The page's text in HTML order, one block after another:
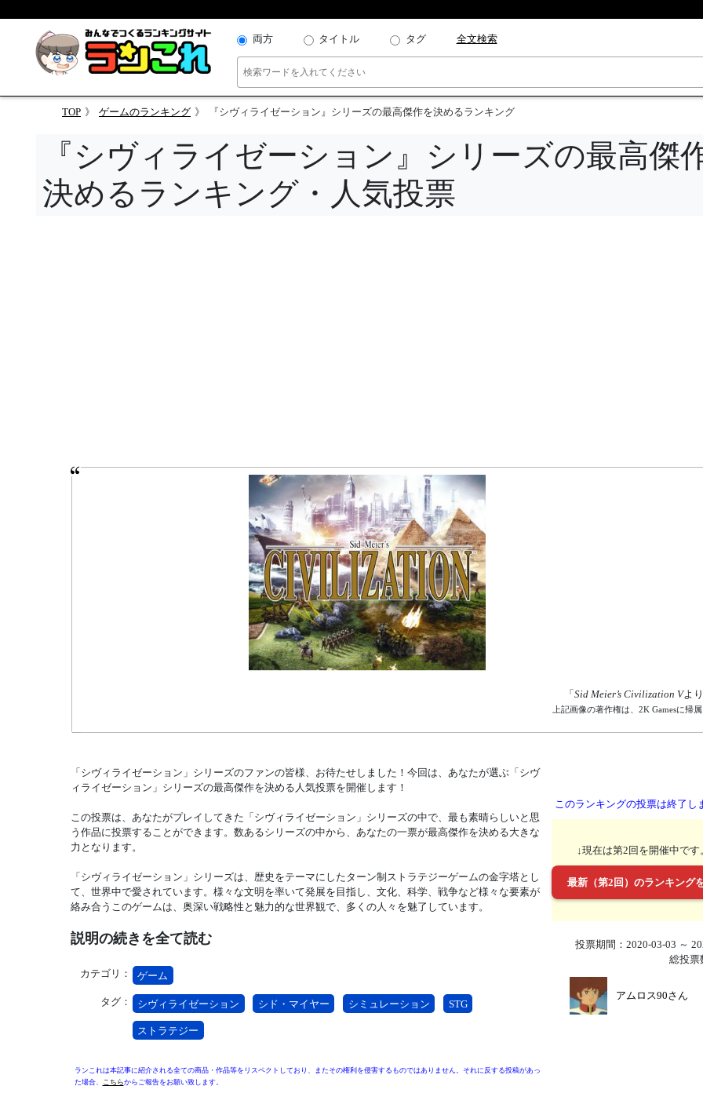
両方 タイトル タグ 全文検索
TOP ゲームのランキング 『シヴィライゼーション』シリーズの最高傑作を決めるランキング
『シヴィライゼーション』シリーズの最高傑
決めるランキング・人気投票
「 Sid Meier’s Civilization Vよ
上記画像の著作権は、2K Gamesに帰
「シヴィライゼーション」シリーズのファンの皆様、お待たせしました！今回は、あなたが選ぶ「シヴ
ィライゼーション」シリーズの最高傑作を決める人気投票を開催します！
この投票は、あなたがプレイしてきた「シヴィライゼーション」シリーズの中で、最も素晴らしいと思
う作品に投票することができます。数あるシリーズの中から、あなたの一票が最高傑作を決める大きな
力となります。
「シヴィライゼーション」シリーズは、歴史をテーマにしたターン制ストラテジーゲームの金字塔とし
て、世界中で愛されています。様々な文明を率いて発展を目指し、文化、科学、戦争など様々な要素が
絡み合うこのゲームは、奥深い戦略性と魅力的な世界観で、多くの人々を魅了しています。
説明の続きを全て読む
カテゴリ： ゲーム
タグ： シヴィライゼーション シド・マイヤー シミュレーション STG
ストラテジー
ランこれは本記事に紹介される全ての商品・作品等をリスペクトしており、またその権利を侵害するものではありません。それに反する投稿があっ
た場合、
こちらからご報告をお願い致します。
このランキングの投票は終了し
↓現在は第2回を開催中です
最新（第2回）のランキング
投票期間：2020-03-03 ～
総投票
アムロス90さん